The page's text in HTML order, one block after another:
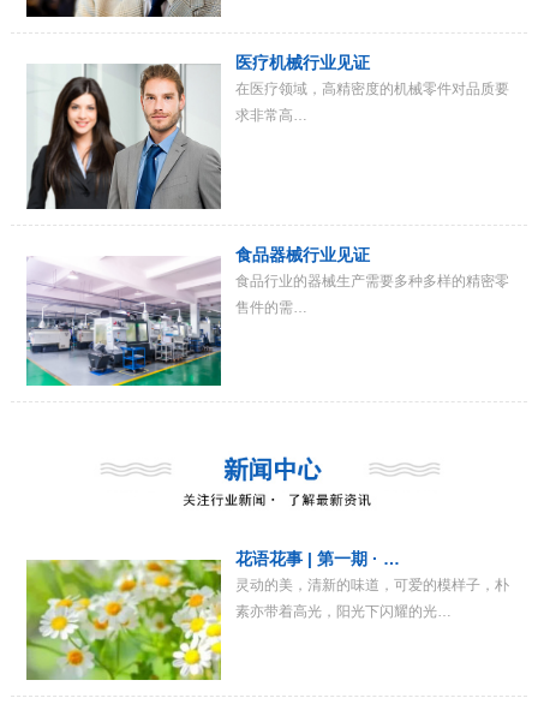
医疗机械行业见证
在医疗领域，高精密度的机械零件对品质要
求非常高…
食品器械行业见证
食品行业的器械生产需要多种多样的精密零
售件的需…
花语花事 | 第一期 · …
灵动的美，清新的味道，可爱的模样子，朴
素亦带着高光，阳光下闪耀的光…